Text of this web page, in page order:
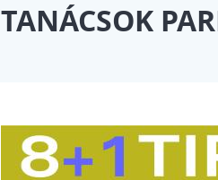
TANÁCSOK